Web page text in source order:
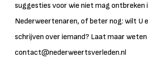
suggesties voor wie niet mag ontbreken
Nederweertenaren, of beter nog: wilt U
schrijven over iemand? Laat maar
contact@nederweertsverleden.nl